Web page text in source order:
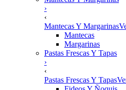
›
‹
Mantecas Y Margarinas
Mantecas
Margarinas
Pastas Frescas Y Tapas
›
‹
Pastas Frescas Y Tapas